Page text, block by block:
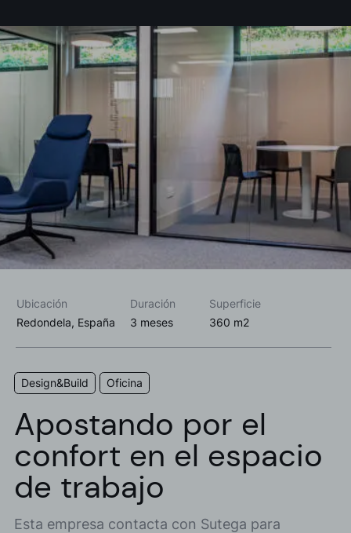
Ubicación Duración
Superficie
Redondela, España
3 meses 360 m2
Design&Build Oficina
Apostando por el
confort en el espacio
de trabajo
Esta empresa contacta con Sutega para
política de privacidad*
Deseo recibir información comercial, noticias, eventos y
servicios de Sutega.*